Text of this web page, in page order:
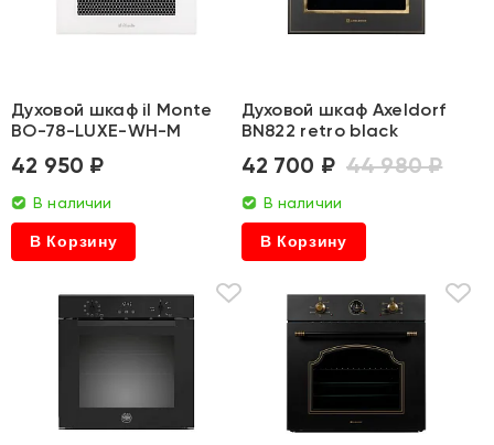
Духовой шкаф il Monte
BO-78-LUXE-WH-M
42 950 ₽
В наличии
В Корзину
Духовой шкаф Axeldorf
BN822 retro black
42 700 ₽ 44 980 ₽
В наличии
В Корзину